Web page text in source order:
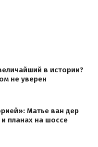
в истории?
не уверен
Матье ван дер
планах на шоссе